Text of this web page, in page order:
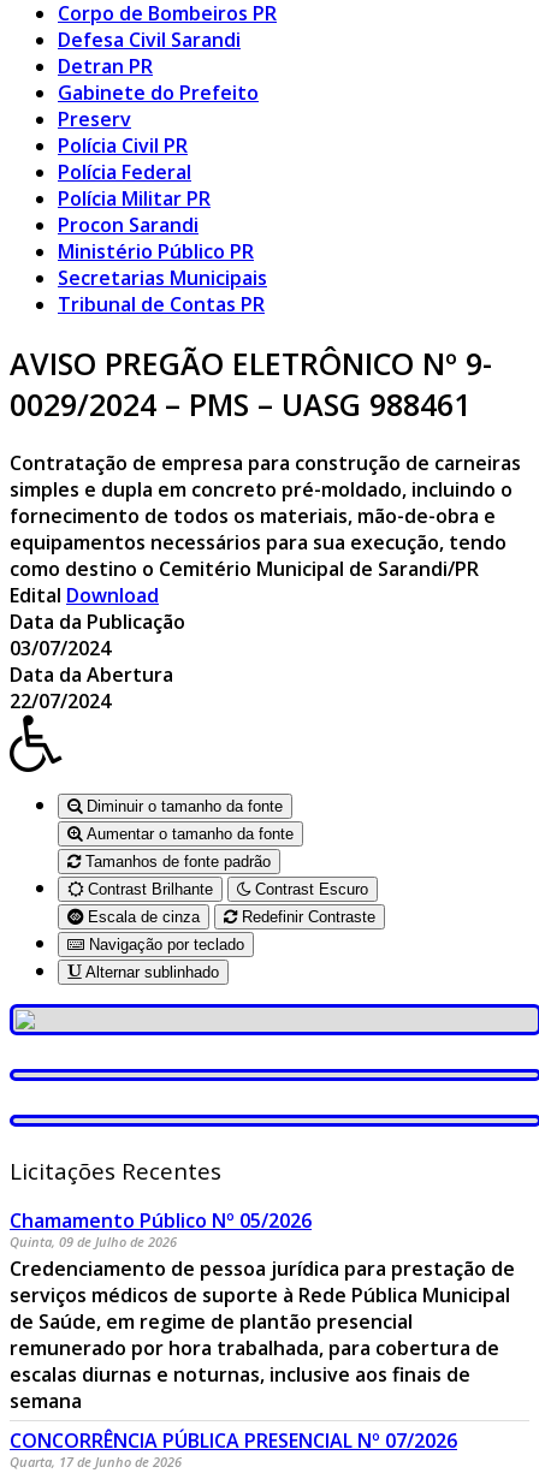
Corpo de Bombeiros PR
Defesa Civil Sarandi
Detran PR
Gabinete do Prefeito
Preserv
Polícia Civil PR
Polícia Federal
Polícia Militar PR
Procon Sarandi
Ministério Público PR
Secretarias Municipais
Tribunal de Contas PR
AVISO PREGÃO ELETRÔNICO Nº 9-
0029/2024 – PMS – UASG 988461
Contratação de empresa para construção de carneiras
simples e dupla em concreto pré-moldado, incluindo o
fornecimento de todos os materiais, mão-de-obra e
equipamentos necessários para sua execução, tendo
como destino o Cemitério Municipal de Sarandi/PR
Edital Download
Data da Publicação
03/07/2024
Data da Abertura
22/07/2024
Diminuir o tamanho da fonte
Aumentar o tamanho da fonte
Tamanhos de fonte padrão
Contrast Brilhante
Contrast Escuro
Escala de cinza
Redefinir Contraste
Navigação por teclado
Alternar sublinhado
Licitações Recentes
Chamamento Público Nº 05/2026
Quinta, 09 de Julho de 2026
Credenciamento de pessoa jurídica para prestação de
serviços médicos de suporte à Rede Pública Municipal
de Saúde, em regime de plantão presencial
remunerado por hora trabalhada, para cobertura de
escalas diurnas e noturnas, inclusive aos finais de
semana
CONCORRÊNCIA PÚBLICA PRESENCIAL Nº 07/2026
Quarta, 17 de Junho de 2026